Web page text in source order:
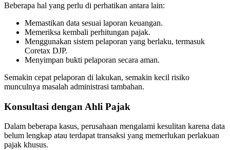
Beberapa hal yang perlu di perhatikan antara lain:
Memastikan data sesuai laporan keuangan.
Memeriksa kembali perhitungan pajak.
Menggunakan sistem pelaporan yang berlaku, termasuk
Coretax DJP.
Menyimpan bukti pelaporan secara aman.
Semakin cepat pelaporan di lakukan, semakin kecil risiko
munculnya masalah administrasi tambahan.
Konsultasi dengan Ahli Pajak
Dalam beberapa kasus, perusahaan mengalami kesulitan karena data
belum lengkap atau terdapat transaksi yang memerlukan perlakuan
pajak khusus.